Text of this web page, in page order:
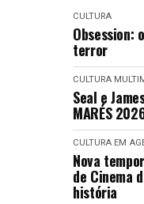
CULTURA
Obsession:
terror
CULTURA
Seal e
MARÉS
CULTURA EM
Nova
de Cinema
história